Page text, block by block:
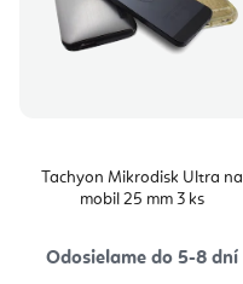
Tachyon Mikrodisk Ultra na
mobil 25 mm 3 ks
Odosielame do 5-8 dní